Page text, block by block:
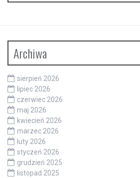
Archiwa
sierpień 2026
lipiec 2026
czerwiec 2026
maj 2026
kwiecień 2026
marzec 2026
luty 2026
styczeń 2026
grudzień 2025
listopad 2025